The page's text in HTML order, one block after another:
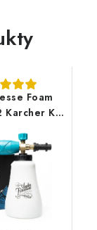
Foam
Karcher K